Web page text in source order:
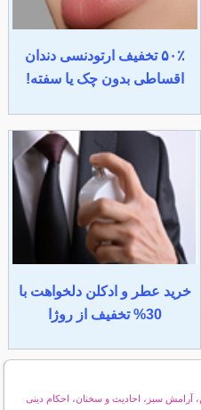
۵۰٪ تخفیف ارتودنسی دندان
اقساطی بدون چک یا سفته!
خرید عطر و ادکلن دلخواهت با
30% تخفیف از روژا
آرامش سبز، احادیث و سخنان، احکام دینی